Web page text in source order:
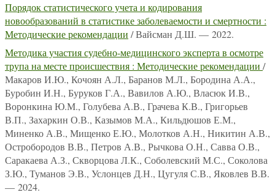
Порядок статистического учета и кодирования
новообразований в статистике заболеваемости и смертности :
Методические рекомендации / Вайсман Д.Ш. — 2022.
Методика участия судебно-медицинского эксперта в осмотре
трупа на месте происшествия : Методические рекомендации /
Макаров И.Ю., Кочоян А.Л., Баранов М.Л., Бородина А.А.,
Буробин И.Н., Буруков Г.А., Вавилов А.Ю., Власюк И.В.,
Воронкина Ю.М., Голубева А.В., Грачева К.В., Григорьев
В.П., Захаркин О.В., Казымов М.А., Кильдюшов Е.М.,
Миненко А.В., Мищенко Е.Ю., Молотков А.Н., Никитин А.В.,
Остробородов В.В., Петров А.В., Рычкова О.Н., Савва О.В.,
Саракаева А.З., Скворцова Л.К., Соболевский М.С., Соколова
З.Ю., Туманов Э.В., Услонцев Д.Н., Цугуля С.В., Яковлев В.В.
— 2024.